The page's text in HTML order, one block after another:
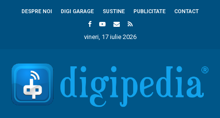
DESPRE NOI DIGI GARAGE SUSTINE PUBLICITATE CONTACT
vineri, 17 iulie 2026